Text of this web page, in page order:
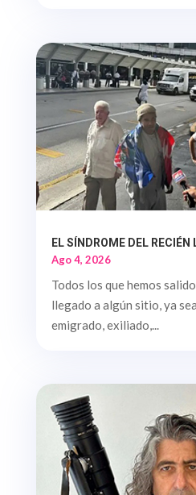
EL SÍNDROME DEL RECIÉN
Ago 4, 2026
Todos los que hemos
llegado a algún sitio, ya
emigrado, exiliado,...